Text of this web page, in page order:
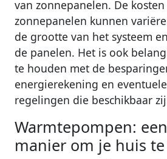
van zonnepanelen. De kosten
zonnepanelen kunnen
de grootte van het systeem
de panelen. Het is ook
te houden met de
energierekening en
regelingen die beschikbaar
Warmtepompen:
manier om je huis